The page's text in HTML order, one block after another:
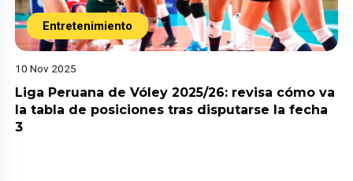
Entretenimiento
10 Nov 2025
Liga Peruana de Vóley 2025/26: revisa cómo va
la tabla de posiciones tras disputarse la fecha
3